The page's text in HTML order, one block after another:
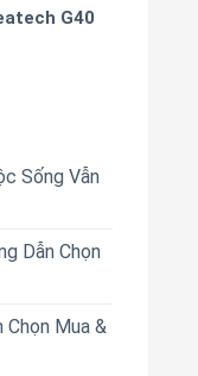
G40
Sống Vẫn
Dẫn Chọn
Chọn Mua &